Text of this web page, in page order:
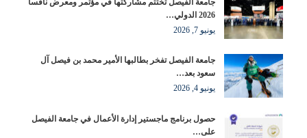
2026 الدولي…
يونيو 7, 2026
جامعة الفيصل تفخر بطالبها الأمير محمد بن فيصل آل
سعود بعد…
يونيو 4, 2026
حصول برنامج ماجستير إدارة الأعمال في جامعة الفيصل
على…